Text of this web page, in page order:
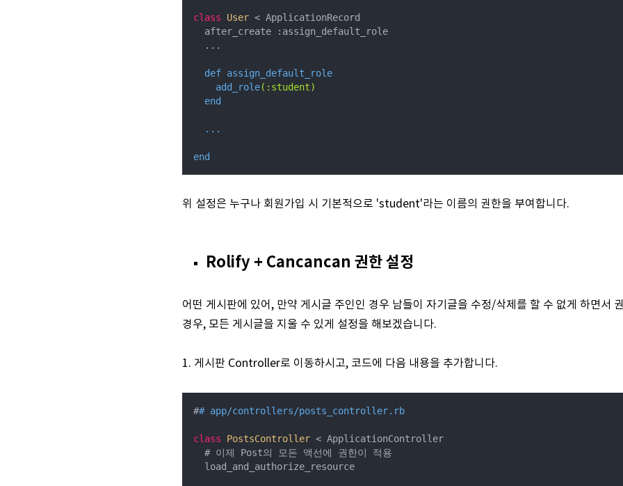
class User < ApplicationRecord
  after_create :assign_default_role
  ...
def assign_default_role
add_role(:student)
  end
  ...
end
위 설정은 누구나 회원가입 시 기본적으로 'student'라는 이름의 권한을 부여합니다.
Rolify + Cancancan 권한 설정
어떤 게시판에 있어, 만약 게시글 주인인 경우 남들이 자기글을 수정/삭제를 할 수 없게 하면서
경우, 모든 게시글을 지울 수 있게 설정을 해보겠습니다.
1. 게시판 Controller로 이동하시고, 코드에 다음 내용을 추가합니다.
## app/controllers/posts_controller.rb
class PostsController < ApplicationController
  # 이제 Post의 모든 액선에 권한이 적용
  load_and_authorize_resource